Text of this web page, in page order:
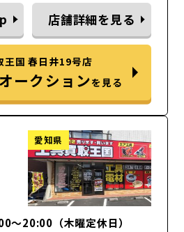
店舗詳細を見る
王国 春日井19号店
ークションを見る
愛知県
～20:00（木曜定休日）